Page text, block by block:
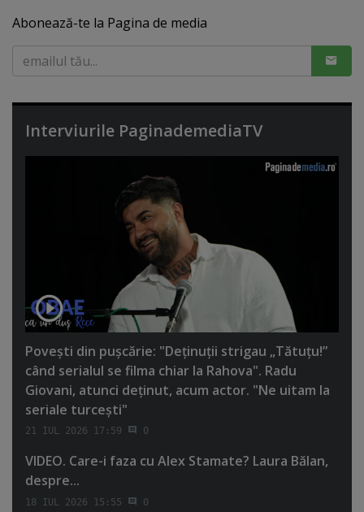
Abonează-te la Pagina de media
Interviurile PaginademediaTV
Poveşti din puşcărie: "Deţinuţii strigau „Tătuţu!”
când serialul se filma chiar la Rahova". Radu
Giovani, atunci deţinut, acum actor. "Ne uitam la
seriale turceşti"
21 IUL 2026 17:59 0
VIDEO. Care-i faza cu Alex Stamate? Laura Bălan,
despre...
18 IUL 2026 15:55 0